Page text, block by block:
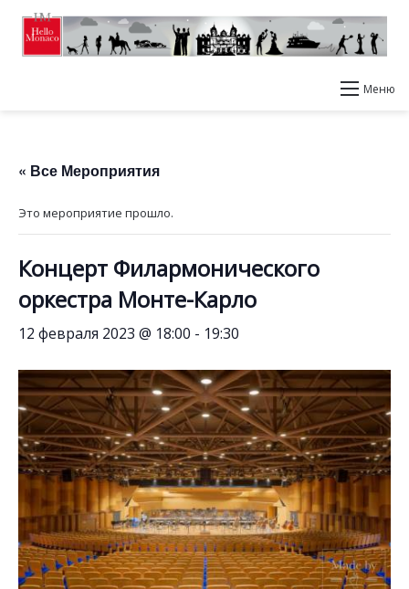
Меню
« Все Мероприятия
Это мероприятие прошло.
Концерт Филармонического
оркестра Монте-Карло
12 февраля 2023 @ 18:00 - 19:30